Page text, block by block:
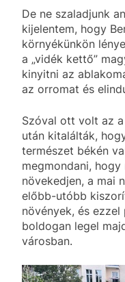
De ne szaladjunk
kijelentem, hogy
környékünkön
a „vidék kettő”
kinyitni az
az orromat és
Szóval ott volt az
után kitalálták,
természet békén
megmondani,
növekedjen, a mai
előbb-utóbb
növények, és
boldogan legel
városban.